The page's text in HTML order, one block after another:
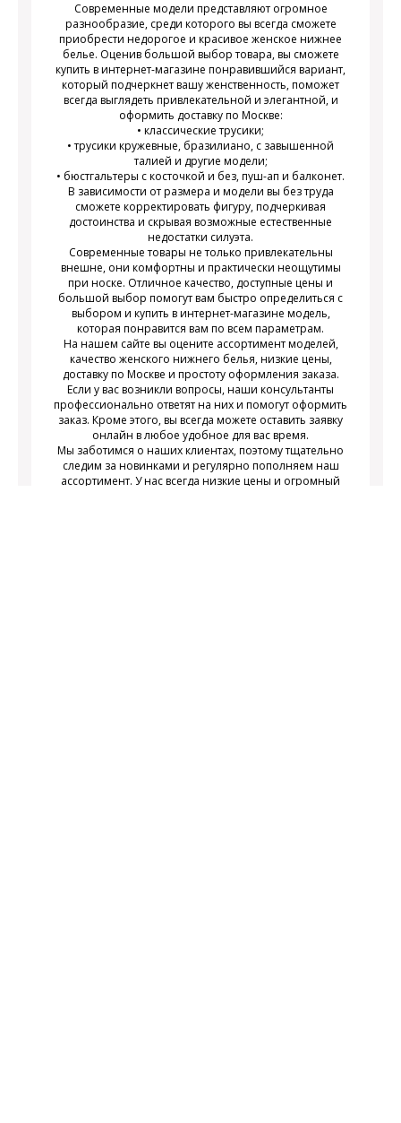
Современные модели представляют огромное
разнообразие, среди которого вы всегда сможете
приобрести недорогое и красивое женское нижнее
белье. Оценив большой выбор товара, вы сможете
купить в интернет-магазине понравившийся вариант,
который подчеркнет вашу женственность, поможет
всегда выглядеть привлекательной и элегантной, и
оформить доставку по Москве:
• классические трусики;
• трусики кружевные, бразилиано, с завышенной
талией и другие модели;
• бюстгальтеры с косточкой и без, пуш-ап и балконет.
В зависимости от размера и модели вы без труда
сможете корректировать фигуру, подчеркивая
достоинства и скрывая возможные естественные
недостатки силуэта.
Современные товары не только привлекательны
внешне, они комфортны и практически неощутимы
при носке. Отличное качество, доступные цены и
большой выбор помогут вам быстро определиться с
выбором и купить в интернет-магазине модель,
которая понравится вам по всем параметрам.
На нашем сайте вы оцените ассортимент моделей,
качество женского нижнего белья, низкие цены,
доставку по Москве и простоту оформления заказа.
Если у вас возникли вопросы, наши консультанты
профессионально ответят на них и помогут оформить
заказ. Кроме этого, вы всегда можете оставить заявку
онлайн в любое удобное для вас время.
Мы заботимся о наших клиентах, поэтому тщательно
следим за новинками и регулярно пополняем наш
ассортимент. У нас всегда низкие цены и огромный